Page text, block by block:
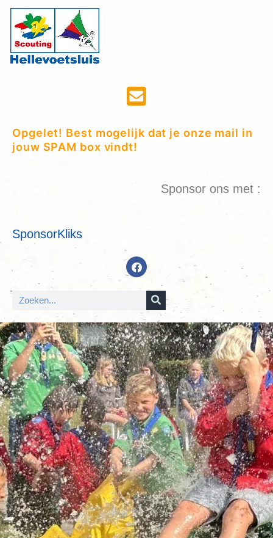
Opgelet! Best mogelijk dat je onze mail in
jouw SPAM box vindt!
Sponsor ons met :
SponsorKliks